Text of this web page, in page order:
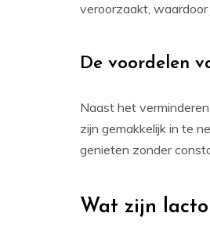
veroorzaakt,
De voordelen
Naast het
zijn gemakkelijk in te
genieten zonder
Wat zijn